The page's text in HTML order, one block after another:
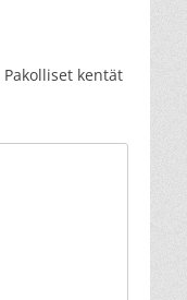
Pakolliset kentät